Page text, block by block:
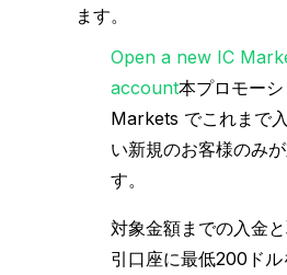
ます。
Open a new IC
account本プロモー
Markets でこれまで
い新規のお客様のみ
す。
対象金額までの入金
引口座に最低200ド